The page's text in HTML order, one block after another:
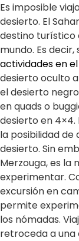
Es imposible
desierto. El
destino turístico
mundo. Es
actividades en
desierto oculto
el desierto
en quads o
desierto en 4×4.
la posibilidad de
desierto. Sin
Merzouga, es la
experimentar.
excursión en
permite
los nómadas.
retroceda a